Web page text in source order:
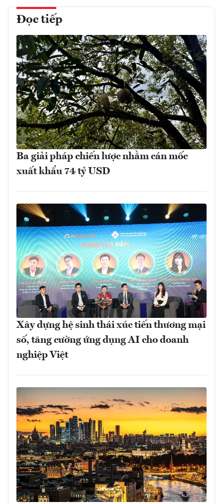
Đọc tiếp
Ba giải pháp chiến lược nhằm cán mốc
xuất khẩu 74 tỷ USD
Xây dựng hệ sinh thái xúc tiến thương mại
số, tăng cường ứng dụng AI cho doanh
nghiệp Việt